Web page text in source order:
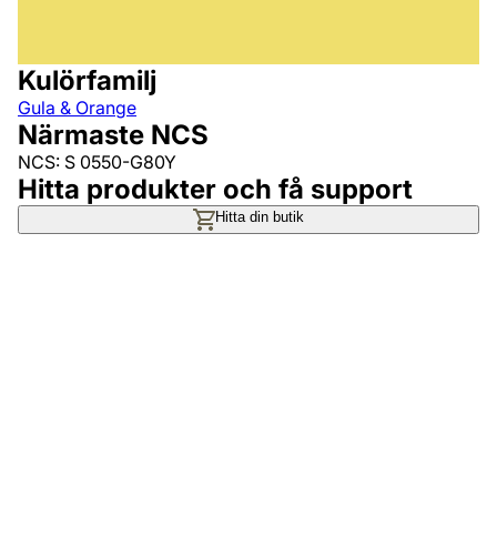
Kulörfamilj
Gula & Orange
Närmaste NCS
NCS: S 0550-G80Y
Hitta produkter och få support
Hitta din butik